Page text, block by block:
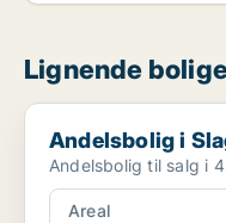
Lignende
Andelsbolig i Slagelse
Andelsbolig i
Andelsbolig til salg i
Areal